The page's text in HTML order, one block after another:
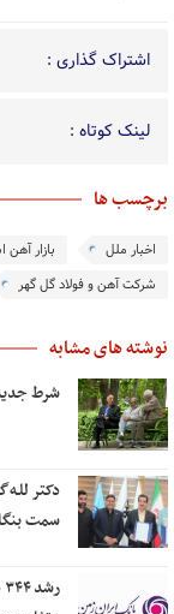
اشتراک گذاری :
لینک کوتاه :
برچسب ها
اخبار ملل بازار
شرکت آهن و فولاد گل گهر
نوشته های مشابه
شرط
دکتر
سمت